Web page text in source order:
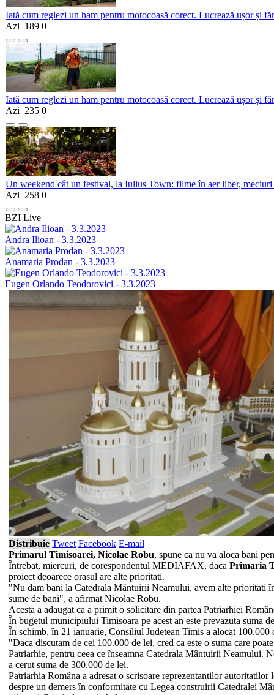
Iată cum reglezi un ham pentru motocoasă corect. Lucrează ușor și
Azi 189 0
Iată cum reglezi un ham pentru motocoasă corect. Lucrează ușor și
Azi 235 0
Un weekend cât un festival, la Iulius Town: filme în aer liber,
Azi 258 0
BZI Live
Andra Ilioan - 3.3.2023
Anamaria Prodan - 3.3.2023
Eugen Orlando Teodorovici - 3.3.2023
Distribuie Tweet Facebook E-mail
Primarul Timisoarei, Nicolae Robu, spune ca nu va aloca bani
Întrebat, miercuri, de corespondentul MEDIAFAX, daca Primaria
proiect deoarece orasul are alte prioritati.
"Nu dam bani la Catedrala Mântuirii Neamului, avem alte prioritati
sume de bani", a afirmat Nicolae Robu.
Acesta a adaugat ca a primit o solicitare din partea Patriarhiei
În bugetul municipiului Timisoara pe acest an este prevazuta suma
În schimb, în 21 ianuarie, Consiliul Judetean Timis a alocat
"Daca discutam de cei 100.000 de lei, cred ca este o suma care
Patriarhie, pentru ceea ce înseamna Catedrala Mântuirii Neamului.
a cerut suma de 300.000 de lei.
Patriarhia Româna a adresat o scrisoare reprezentantilor
despre un demers în conformitate cu Legea construirii Catedralei